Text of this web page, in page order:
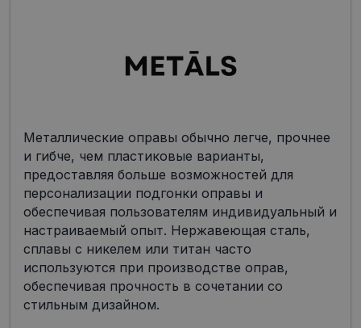
Металлические оправы обычно легче, прочнее
и гибче, чем пластиковые варианты,
предоставляя больше возможностей для
персонализации подгонки оправы и
обеспечивая пользователям индивидуальный и
настраиваемый опыт. Нержавеющая сталь,
сплавы с никелем или титан часто
используются при производстве оправ,
обеспечивая прочность в сочетании со
стильным дизайном.